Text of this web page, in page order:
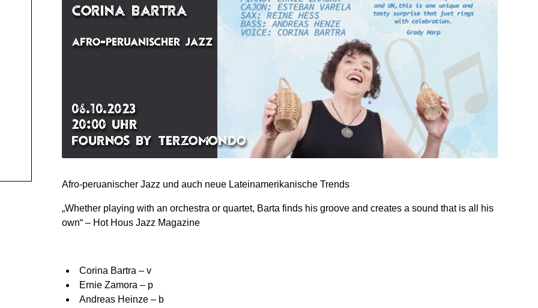
Afro-peruanischer Jazz und auch neue Lateinamerikanische Trends
„Whether playing with an orchestra or quartet, Barta finds his groove and creates a sound that is all his
own“ – Hot Hous Jazz Magazine
Corina Bartra – v
Ernie Zamora – p
Andreas Heinze – b